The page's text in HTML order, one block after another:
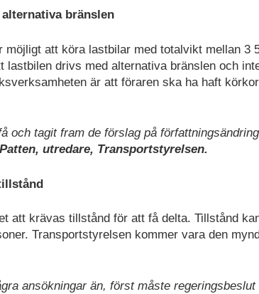
bränslen
möjligt att köra lastbilar med totalvikt mellan 3
lastbilen drivs med alternativa bränslen och
är att föraren ska ha haft
och tagit fram de förslag på
utredare, Transportstyrelsen.
att krävas tillstånd för att få delta. Tillstånd
Transportstyrelsen kommer vara den
ansökningar än, först måste regeringsbeslut